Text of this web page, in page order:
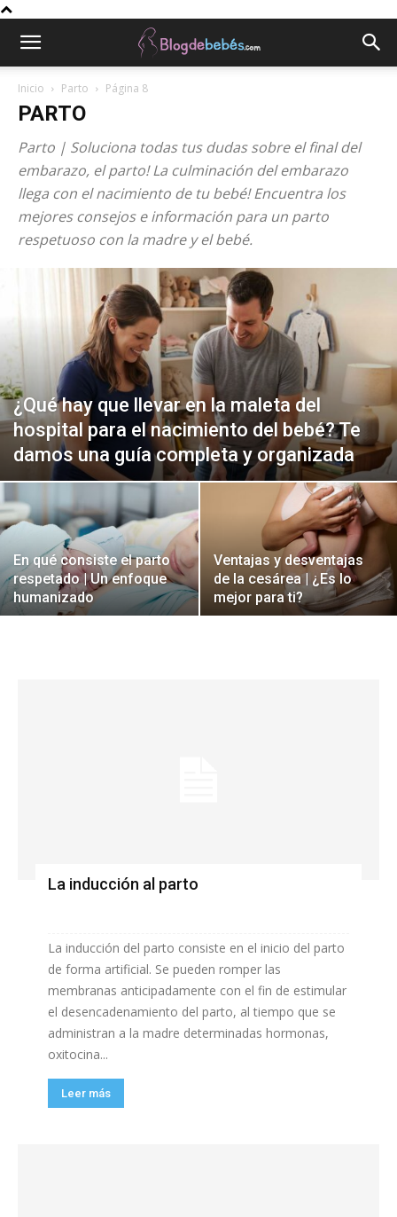
Inicio Parto Página 8
PARTO
Parto | Soluciona todas tus dudas sobre el final del
embarazo, el parto! La culminación del embarazo
llega con el nacimiento de tu bebé! Encuentra los
mejores consejos e información para un parto
respetuoso con la madre y el bebé.
¿Qué hay que llevar en la maleta del
hospital para el nacimiento del bebé? Te
damos una guía completa y organizada
En qué consiste el parto
respetado | Un enfoque
humanizado
Ventajas y desventajas
de la cesárea | ¿Es lo
mejor para ti?
La inducción al parto
La inducción del parto consiste en el inicio del parto
de forma artificial. Se pueden romper las
membranas anticipadamente con el fin de estimular
el desencadenamiento del parto, al tiempo que se
administran a la madre determinadas hormonas,
oxitocina...
Leer más